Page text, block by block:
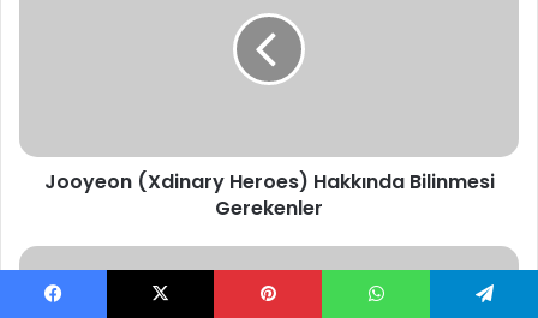
Jooyeon (Xdinary Heroes) Hakkında Bilinmesi
Gerekenler
NCT
Grup